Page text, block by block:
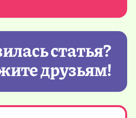
статья?
друзьям!